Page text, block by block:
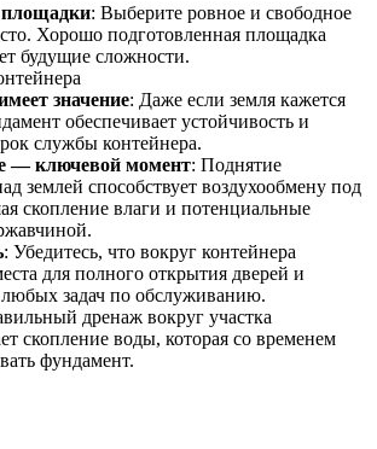
площадки: Выберите ровное и свободное
Хорошо подготовленная площадка
будущие сложности.
значение: Даже если земля кажется
обеспечивает устойчивость и
службы контейнера.
— ключевой момент: Поднятие
землей способствует воздухообмену под
скопление влаги и потенциальные
: Убедитесь, что вокруг контейнера
для полного открытия дверей и
задач по обслуживанию.
дренаж вокруг участка
скопление воды, которая со временем
фундамент.